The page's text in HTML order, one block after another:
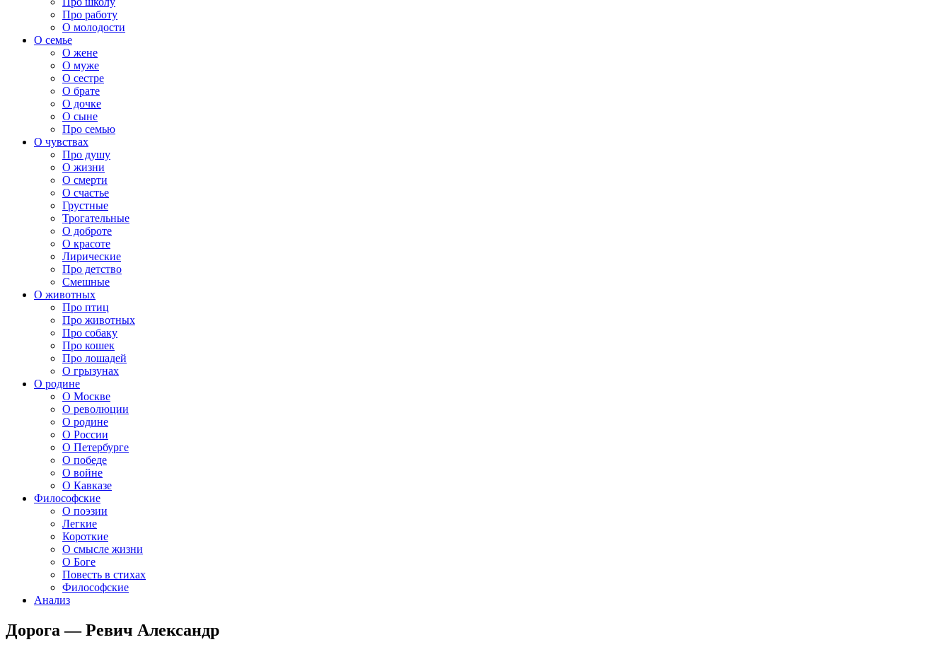
Про работу
О молодости
О семье
О жене
О муже
О сестре
О брате
О дочке
О сыне
Про семью
О чувствах
Про душу
О жизни
О смерти
О счастье
Грустные
Трогательные
О доброте
О красоте
Лирические
Про детство
Смешные
О животных
Про птиц
Про животных
Про собаку
Про кошек
Про лошадей
О грызунах
О родине
О Москве
О революции
О родине
О России
О Петербурге
О победе
О войне
О Кавказе
Философские
О поэзии
Легкие
Короткие
О смысле жизни
О Боге
Повесть в стихах
Философские
Анализ
Дорога — Ревич Александр